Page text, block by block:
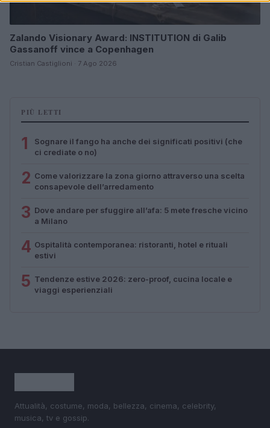
Zalando Visionary Award: INSTITUTION di Galib
Gassanoff vince a Copenhagen
Cristian Castiglioni · 7 Ago 2026
PIÙ LETTI
1
Sognare il fango ha anche dei significati positivi (che
ci crediate o no)
2 Come valorizzare la zona giorno attraverso una scelta
consapevole dell’arredamento
3 Dove andare per sfuggire all’afa: 5 mete fresche vicino
a Milano
4 Ospitalità contemporanea: ristoranti, hotel e rituali
estivi
5 Tendenze estive 2026: zero-proof, cucina locale e
viaggi esperienziali
Attualità, costume, moda, bellezza, cinema, celebrity,
musica, tv e gossip.